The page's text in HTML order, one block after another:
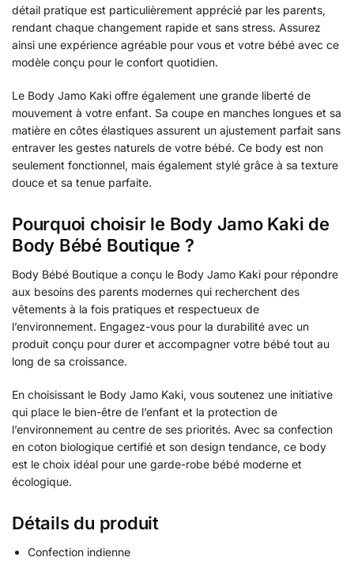
détail pratique est particulièrement apprécié par les parents,
rendant chaque changement rapide et sans stress. Assurez
ainsi une expérience agréable pour vous et votre bébé avec ce
modèle conçu pour le confort quotidien.
Le Body Jamo Kaki offre également une grande liberté de
mouvement à votre enfant. Sa coupe en manches longues et sa
matière en côtes élastiques assurent un ajustement parfait sans
entraver les gestes naturels de votre bébé. Ce body est non
seulement fonctionnel, mais également stylé grâce à sa texture
douce et sa tenue parfaite.
Pourquoi choisir le Body Jamo Kaki de
Body Bébé Boutique ?
Body Bébé Boutique a conçu le Body Jamo Kaki pour répondre
aux besoins des parents modernes qui recherchent des
vêtements à la fois pratiques et respectueux de
l’environnement. Engagez-vous pour la durabilité avec un
produit conçu pour durer et accompagner votre bébé tout au
long de sa croissance.
En choisissant le Body Jamo Kaki, vous soutenez une initiative
qui place le bien-être de l’enfant et la protection de
l’environnement au centre de ses priorités. Avec sa confection
en coton biologique certifié et son design tendance, ce body
est le choix idéal pour une garde-robe bébé moderne et
écologique.
Détails du produit
Confection indienne